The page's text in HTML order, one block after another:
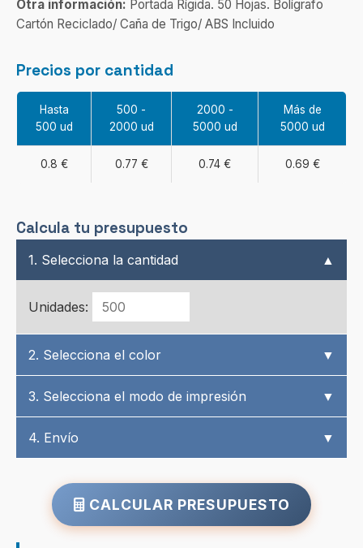
Otra información: Portada Rígida. 50 Hojas. Bolígrafo
Cartón Reciclado/ Caña de Trigo/ ABS Incluido
Precios por cantidad
Hasta
500 ud
500 -
2000 ud
2000 -
5000 ud
Más de
5000 ud
0.8 € 0.77 € 0.74 € 0.69 €
Calcula tu presupuesto
1. Selecciona la cantidad ▲
Unidades:
2. Selecciona el color ▼
3. Selecciona el modo de impresión ▼
4. Envío ▼
CALCULAR PRESUPUESTO